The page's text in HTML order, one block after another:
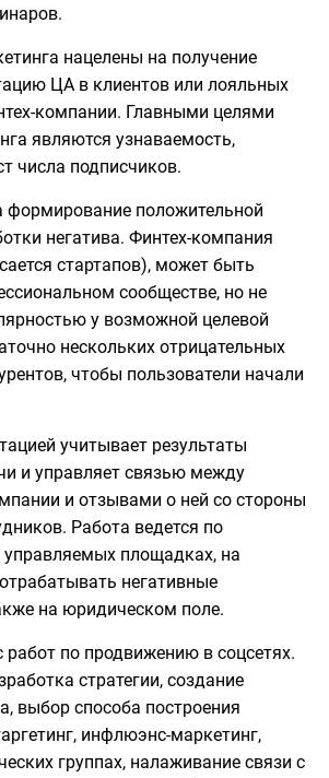
нацелены на получение
ЦА в клиентов или лояльных
компании. Главными целями
являются узнаваемость,
числа подписчиков.
формирование положительной
негатива. Финтех-компания
стартапов), может быть
сообществе, но не
у возможной целевой
нескольких отрицательных
чтобы пользователи начали
учитывает результаты
и управляет связью между
и отзывами о ней со стороны
Работа ведется по
площадках, на
негативные
на юридическом поле.
работ по продвижению в соцсетях.
стратегии, создание
выбор способа построения
инфлюэнс-маркетинг,
группах, налаживание связи с